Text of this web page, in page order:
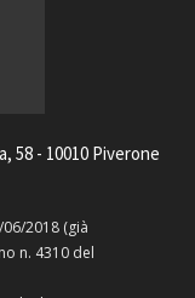
58 - 10010 Piverone
2018 (già
n. 4310 del